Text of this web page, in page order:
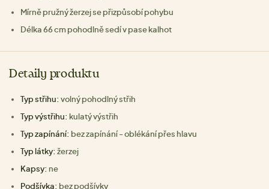
Mírně pružný žerzej se přizpůsobí pohybu
Délka 66 cm pohodlně sedí v pase kalhot
Detaily produktu
Typ střihu: volný pohodlný střih
Typ výstřihu: kulatý výstřih
Typ zapínání: bez zapínání - oblékání přes hlavu
Typ látky: žerzej
Kapsy: ne
Podšívka: bez podšívky